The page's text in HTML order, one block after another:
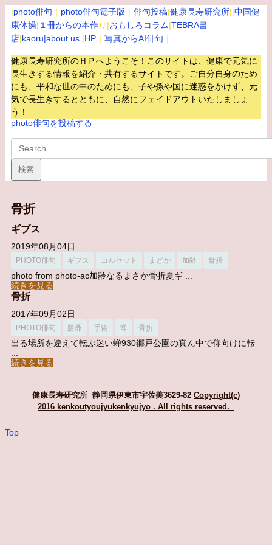
|photo俳句 ｜ photo俳句電子版 ｜ 俳句投稿|健康長寿研究所||中国健
康体操| １冊からの本作り|おもしろコラム|TEBRA書
店|kaoru|about us |HP ｜ 写真からAI俳句 ｜
健康長寿研究所のＨＰへようこそ！このサイトは、健康で元気に
長生きする情報を紹介・共有するサイトです。 ご自分自身のため
にも、平和な世の中のためにも、子や孫や国に迷惑をかけず、元
気で長生きするとともに、自然にフェイドアウトいたしましょ
う！
photo俳句を投稿する
骨折
ギブス
2019年08月04日
PHOTO俳句 ギブス コルセット まどか 加齢 骨折
photo from photo-ac加齢なるまさか骨折夏ギ ...
続きを見る
骨折
2017年09月02日
PHOTO俳句 勝爺 手術 蝉 骨折
出る場所を違えて転ぶ迷い蝉930郷戸公園の真ん中で仰向けに転
続きを見る
健康長寿研究所 静岡県伊東市宇佐美3629-82 Copyright(c)
2016 kenkoutyoujyukenkyujyo . All rights reserved.
Top